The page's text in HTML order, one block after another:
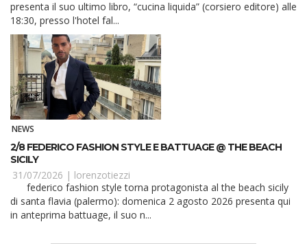
presenta il suo ultimo libro, “cucina liquida” (corsiero editore) alle
18:30, presso l'hotel fal...
NEWS
2/8 FEDERICO FASHION STYLE E BATTUAGE @ THE BEACH
SICILY
31/07/2026 | lorenzotiezzi
di santa flavia (palermo): domenica 2 agosto 2026 presenta qui
in anteprima battuage, il suo n...